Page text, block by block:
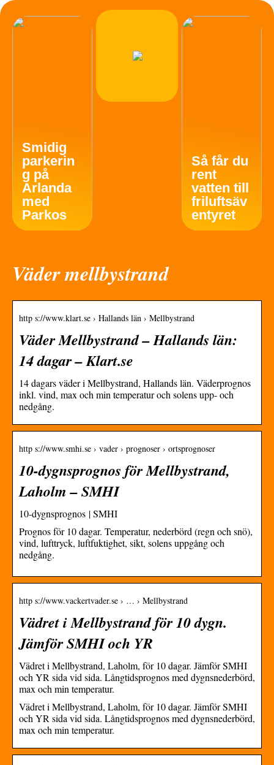
Smidig
parkerin
g på
Arlanda
med
Parkos
Så får du
rent
vatten till
friluftsäv
entyret
Väder mellbystrand
http s://www.klart.se › Hallands län › Mellbystrand
Väder Mellbystrand – Hallands län:
14 dagar – Klart.se
14 dagars väder i Mellbystrand, Hallands län. Väderprognos
inkl. vind, max och min temperatur och solens upp- och
nedgång.
http s://www.smhi.se › vader › prognoser › ortsprognoser
10-dygnsprognos för Mellbystrand,
Laholm – SMHI
10-dygnsprognos | SMHI
Prognos för 10 dagar. Temperatur, nederbörd (regn och snö),
vind, lufttryck, luftfuktighet, sikt, solens uppgång och
nedgång.
http s://www.vackertvader.se › … › Mellbystrand
Vädret i Mellbystrand för 10 dygn.
Jämför SMHI och YR
Vädret i Mellbystrand, Laholm, för 10 dagar. Jämför SMHI
och YR sida vid sida. Långtidsprognos med dygnsnederbörd,
max och min temperatur.
Vädret i Mellbystrand, Laholm, för 10 dagar. Jämför SMHI
och YR sida vid sida. Långtidsprognos med dygnsnederbörd,
max och min temperatur.